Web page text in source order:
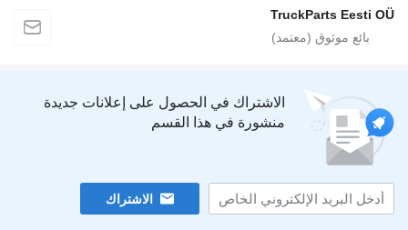
TruckParts Eesti
الاشتراك في الحصول على إعلانات جديدة
منشورة في هذا القسم
الاشتراك